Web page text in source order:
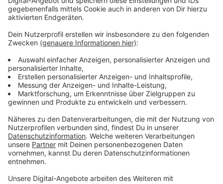
Diese Vorraussetzungen müssen für den
Anzeige
Die Anwohnerin / der Anwohner muss mit Haupt- oder
Nebenwohnsitz im genannten Gebiet gemeldet sein
und auch dort wohnen.
Jede Anwohnerin / jeder Anwohner erhält maximal
einen Bewohnerparkausweis für ein Fahrzeug. Sofern
zwei oder mehr Fahrzeuge im Besitz einer Anwohnerin
/ eines Anwohners sind, können maximal zwei
Kennzeichen auf dem Bewohnerparkausweis
eingetragen werden.